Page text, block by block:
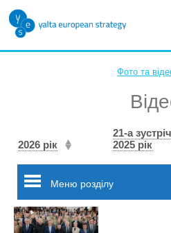
Фото та
2026 рік
21-а
2025 рік
Меню розділу